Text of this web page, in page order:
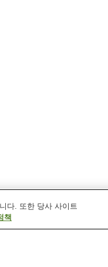
다. 또한 당사 사이트
책